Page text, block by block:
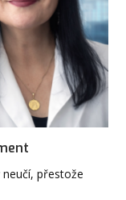
přestože